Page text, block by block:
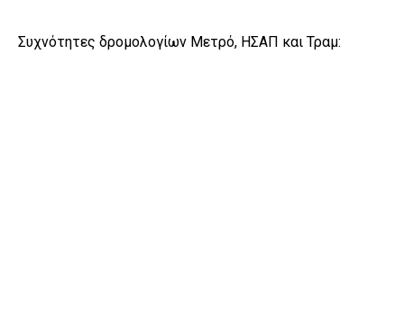
Συχνότητες δρομολογίων Μετρό, ΗΣΑΠ και Τραμ: